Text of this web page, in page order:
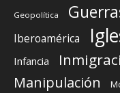
Geopolítica
Iberoamérica
Infancia
Manipulación